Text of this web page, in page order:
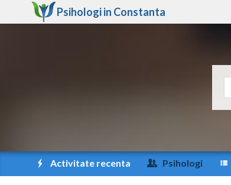
Psihologi in Constanta
Activitate recenta Psihologi